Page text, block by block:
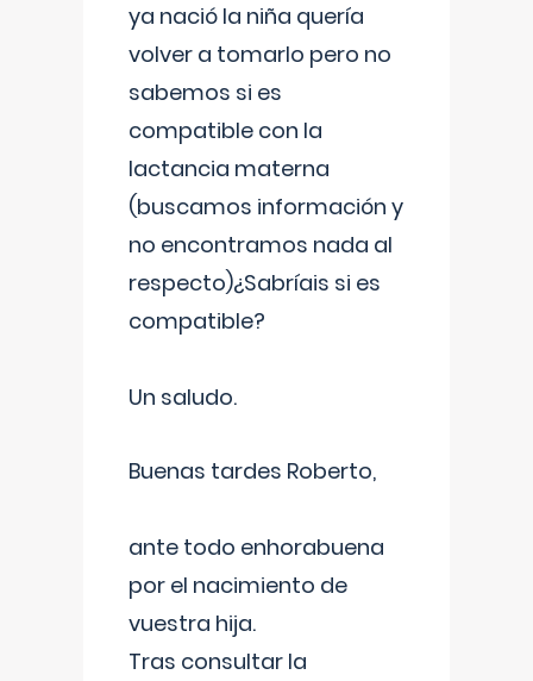
ya nació la niña quería
volver a tomarlo pero no
sabemos si es
compatible con la
lactancia materna
(buscamos información y
no encontramos nada al
respecto)¿Sabríais si es
compatible?
Un saludo.
Buenas tardes Roberto,
ante todo enhorabuena
por el nacimiento de
vuestra hija.
Tras consultar la